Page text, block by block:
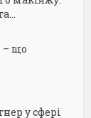
– що
у сфері